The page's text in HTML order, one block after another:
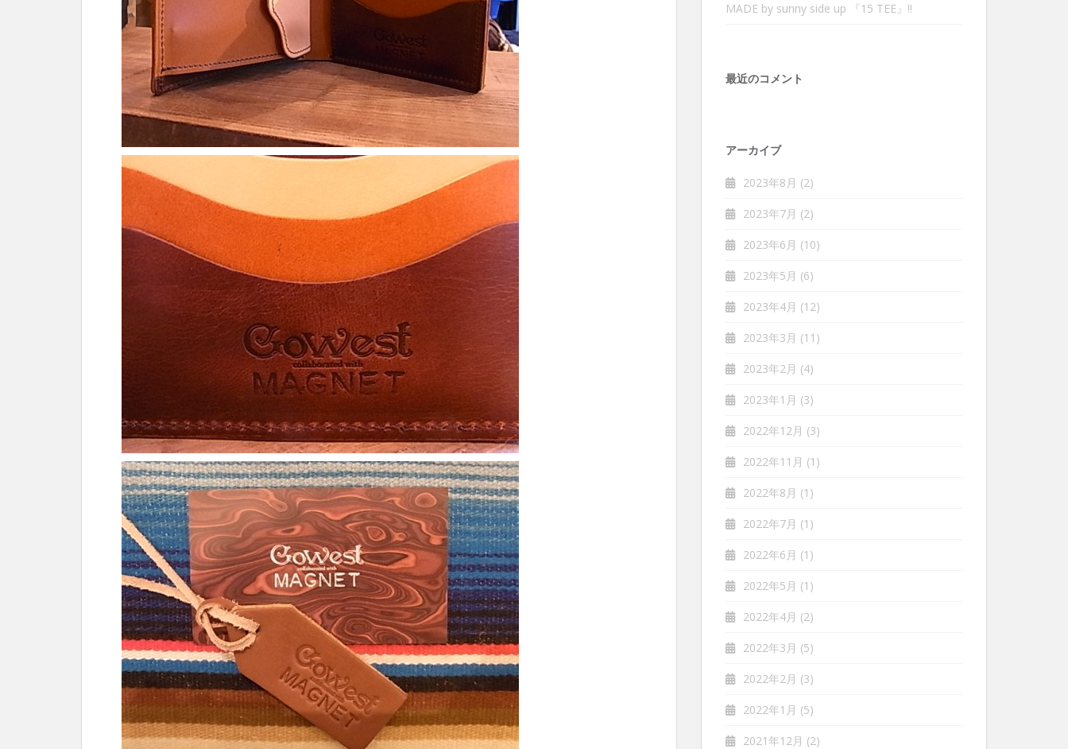
MADE by sunny side up 『15 TEE』‼︎
最近のコメント
アーカイブ
2023年8月 (2)
2023年7月 (2)
2023年6月 (10)
2023年5月 (6)
2023年4月 (12)
2023年3月 (11)
2023年2月 (4)
2023年1月 (3)
2022年12月 (3)
2022年11月 (1)
2022年8月 (1)
2022年7月 (1)
2022年6月 (1)
2022年5月 (1)
2022年4月 (2)
2022年3月 (5)
2022年2月 (3)
2022年1月 (5)
2021年12月 (2)